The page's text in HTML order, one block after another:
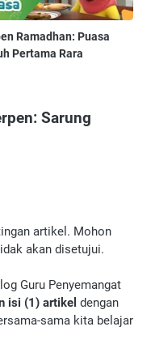
Ramadhan: Puasa
Pertama Rara
Sarung
artikel. Mohon
akan disetujui.
Guru Penyemangat
isi (1) artikel dengan
sama kita belajar